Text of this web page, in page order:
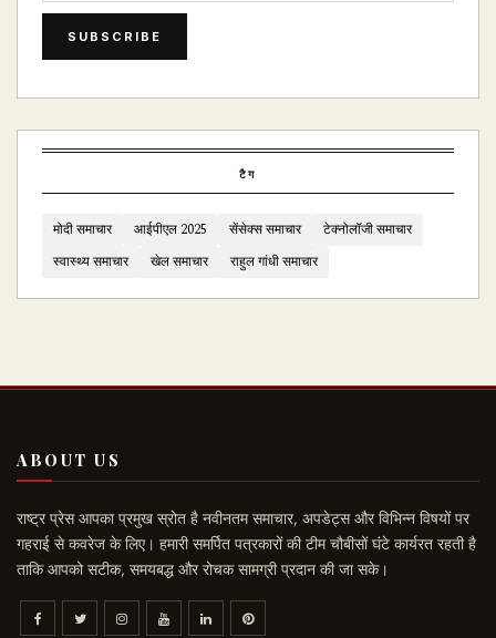
SUBSCRIBE
टैग
मोदी समाचार आईपीएल 2025 सेंसेक्स समाचार
टेक्नोलॉजी समाचार
स्वास्थ्य समाचार
खेल समाचार राहुल गांधी समाचार
ABOUT US
राष्ट्र प्रेस आपका प्रमुख स्रोत है नवीनतम समाचार, अपडेट्स और विभिन्न विषयों पर
गहराई से कवरेज के लिए। हमारी समर्पित पत्रकारों की टीम चौबीसों घंटे कार्यरत रहती है
ताकि आपको सटीक, समयबद्ध और रोचक सामग्री प्रदान की जा सके।